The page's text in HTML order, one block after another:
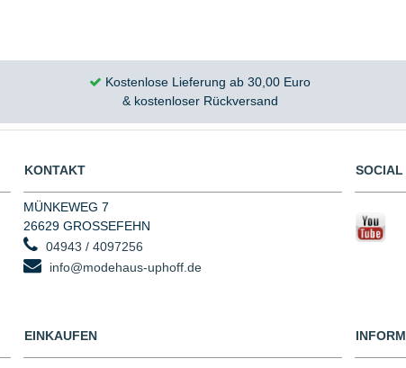
Kostenlose Lieferung ab 30,00 Euro
& kostenloser Rückversand
KONTAKT
MÜNKEWEG 7
26629 GROSSEFEHN
04943 / 4097256
info@modehaus-uphoff.de
SOCIAL
EINKAUFEN